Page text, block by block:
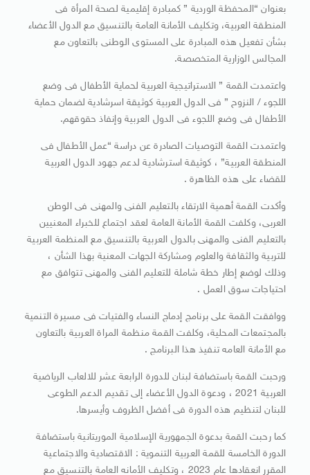
بعنوان “المحفظة الوردية ” كمبادرة إقليمية لصحة المرأة فى
المنطقة العربية، وتكليف الأمانة العامة بالتنسيق مع الدول الأعضاء
بشأن تفعيل هذه المبادرة على المستوى الوطنى بالتعاون مع
المجالس الوزارية المتخصصة.
واعتمدت القمة ” الاستراتيجية العربية لحماية الأطفال فى وضع
اللجوء / النزوح ” فى الدول العربية كوثيقة اسرشادية لضمان حماية
الأطفال فى وضع اللجوء فى الدول العربية وإنفاذ حقوقهم.
واعتمدت القمة التوصيات الصادرة عن دراسة “عمل الأطفال فى
المنطقة العربية” ، كوثيقة استرشادية لدعم جهود الدول العربية
للقضاء على هذه الظاهرة .
وأكدت القمة أهمية الارتقاء بالتعليم الفنى والمهنى فى الوطن
العربى، وكلفت القمة الأمانة العامة لعقد اجتماع للخبراء المعنيين
بالتعليم الفنى والمهنى بالدول العربية بالتنسيق مع المنظمة العربية
للتربية والثقافة والعلوم ومشاركة الجهات المعنية بهذا الشأن ،
وذلك لوضع إطار خطة شاملة للتعليم الفنى والمهنى تتوافق مع
احتياجات سوق العمل .
ووافقت القمة على برنامج إدماج النساء والفتيات فى مسيرة التنمية
بالمجتمعات المحلية، وكلفت القمة منظمة المراة العربية بالتعاون
مع الأمانة العامه تنفيذ هذا البرنامج .
ورحبت القمة باستضافة لبنان للدورة الرابعة عشر للالعاب الرياضية
العربية 2021 ، ودعوة الدول الأعضاء إلى تقديم الدعم الطوعى
للبنان لتنظيم هذه الدورة فى أفضل الظروف وأيسرها.
كما رحبت القمة بدعوة الجمهورية الإسلامية الموريتانية باستضافة
الدورة الخامسة للقمة العربية التنموية : الاقتصادية والاجتماعية
المقرر انعقادها عام 2023 ، وتكليف الأمانه العامة بالتنسيق مع